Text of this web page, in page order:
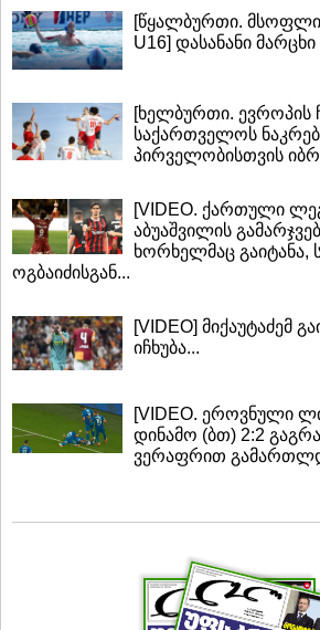
[წყალბურთი.
U16] დასანანი
[ხელბურთი. ევროპის
საქართველოს
პირველობისთვის
[VIDEO. ქართული
აბუაშვილის
ხორხელმაც გაიტანა,
ოგბაიძისგან...
[VIDEO] მიქაუტაძემ
იჩხუბა...
[VIDEO. ეროვნული
დინამო (ბთ) 2:2
ვერაფრით